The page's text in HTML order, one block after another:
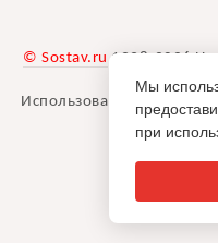
© Sostav.ru 1998-2026
Использование
Мы
при